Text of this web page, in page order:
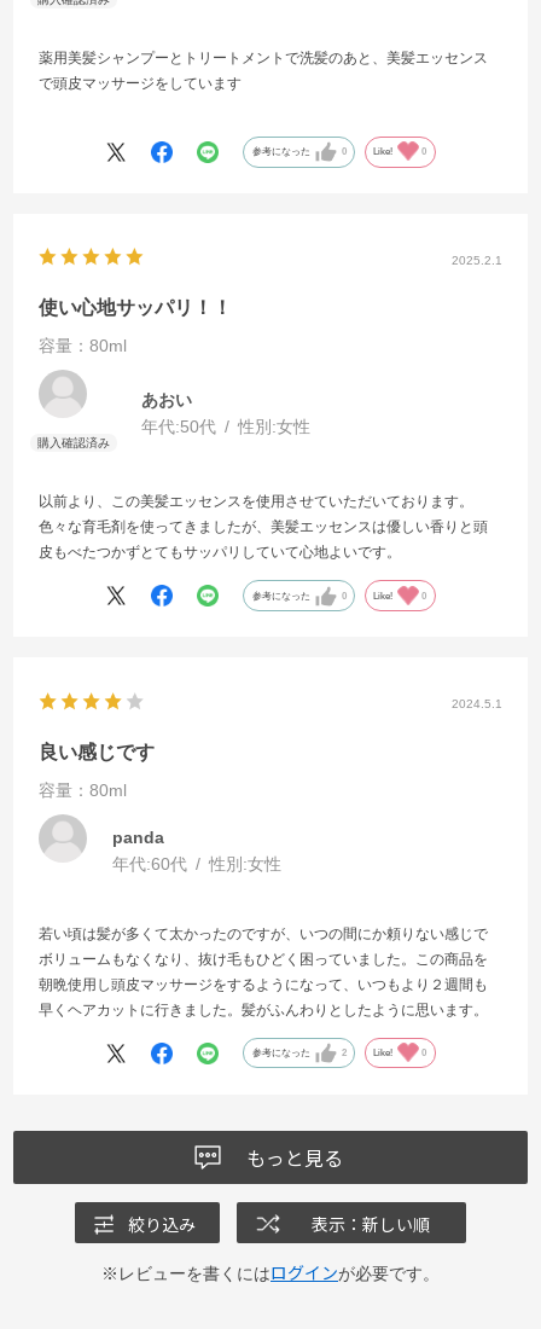
薬用美髪シャンプーとトリートメントで洗髪のあと、美髪エッセンス
で頭皮マッサージをしています
参考になった 0 Like! 0
2025.2.1
使い心地サッパリ！！
容量：80ml
あおい
年代:50代 性別:女性
以前より、この美髪エッセンスを使用させていただいております。
色々な育毛剤を使ってきましたが、美髪エッセンスは優しい香りと頭
皮もべたつかずとてもサッパリしていて心地よいです。
参考になった 0 Like! 0
2024.5.1
良い感じです
容量：80ml
panda
年代:60代 性別:女性
若い頃は髪が多くて太かったのですが、いつの間にか頼りない感じで
ボリュームもなくなり、抜け毛もひどく困っていました。この商品を
朝晩使用し頭皮マッサージをするようになって、いつもより２週間も
早くヘアカットに行きました。髪がふんわりとしたように思います。
参考になった 2 Like! 0
もっと見る
絞り込み 表示：新しい順
※レビューを書くにはログインが必要です。